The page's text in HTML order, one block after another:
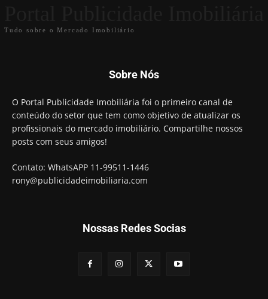
Tudo sobre o Mercado Imobiliário
Sobre Nós
O Portal Publicidade Imobiliária foi o primeiro canal de
conteúdo do setor que tem como objetivo de atualizar os
profissionais do mercado imobiliário. Compartilhe nossos
posts com seus amigos!
Contato: WhatsAPP 11-99511-1446
rony@publicidadeimobiliaria.com
Nossas Redes Socias